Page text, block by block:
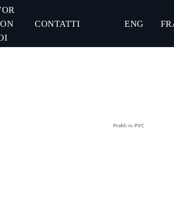
CONTATTI ENG
Profili in PVC